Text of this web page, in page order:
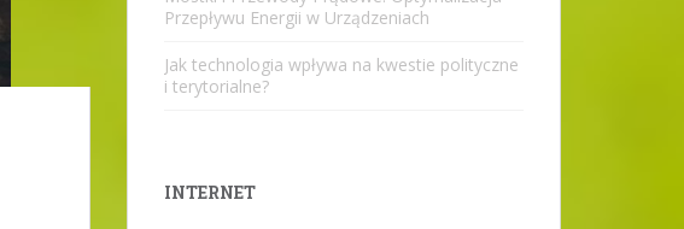
Przepływu Energii w Urządzeniach
Jak technologia wpływa na kwestie polityczne
i terytorialne?
INTERNET